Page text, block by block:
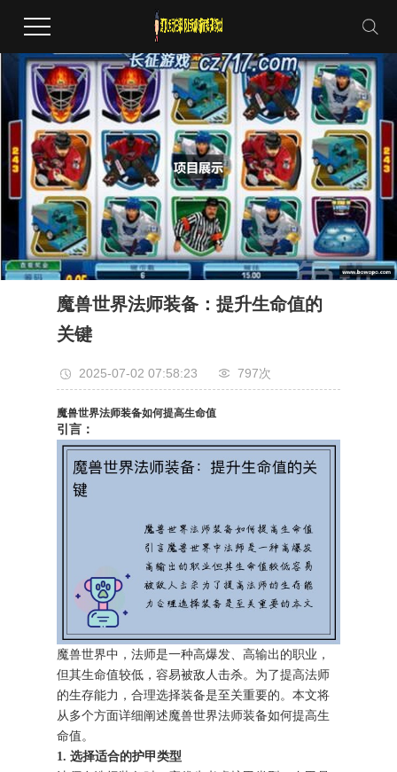
魔兽世界法师装备：提升生命值的
关键
2025-07-02 07:58:23 797次
魔兽世界法师装备如何提高生命值
引言：
魔兽世界中，法师是一种高爆发、高输出的职业，
但其生命值较低，容易被敌人击杀。为了提高法师
的生存能力，合理选择装备是至关重要的。本文将
从多个方面详细阐述魔兽世界法师装备如何提高生
命值。
1. 选择适合的护甲类型